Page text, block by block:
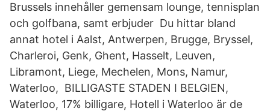
Brussels innehåller gemensam lounge, tennisplan
och golfbana, samt erbjuder Du hittar bland
annat hotel i Aalst, Antwerpen, Brugge, Bryssel,
Charleroi, Genk, Ghent, Hasselt, Leuven,
Libramont, Liege, Mechelen, Mons, Namur,
Waterloo, BILLIGASTE STADEN I BELGIEN,
Waterloo, 17% billigare, Hotell i Waterloo är de